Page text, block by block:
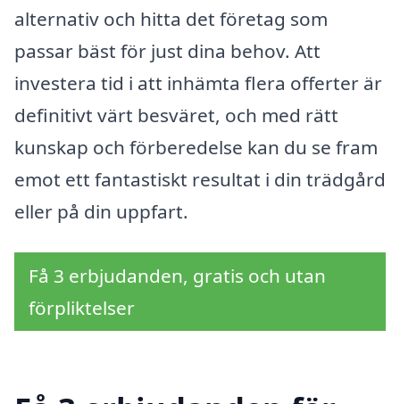
alternativ och hitta det företag som
passar bäst för just dina behov. Att
investera tid i att inhämta flera offerter är
definitivt värt besväret, och med rätt
kunskap och förberedelse kan du se fram
emot ett fantastiskt resultat i din trädgård
eller på din uppfart.
Få 3 erbjudanden, gratis och utan
förpliktelser